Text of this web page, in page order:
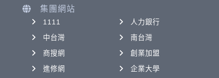
集團網站
1111
人力銀行
中台灣
南台灣
商搜網
創業加盟
進修網
企業大學